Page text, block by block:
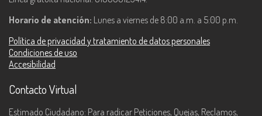
Horario de atención: Lunes a viernes de 8:00 a.m. a 5:00 p.m.
Política de privacidad y tratamiento de datos personales
Condiciones de uso
Accesibilidad
Contacto Virtual
Estimado Ciudadano: Para radicar Peticiones, Quejas, Reclamos,